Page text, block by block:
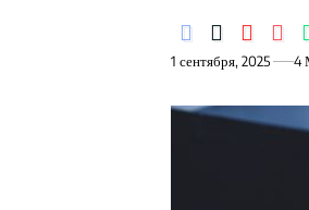
1 сентября, 2025 4